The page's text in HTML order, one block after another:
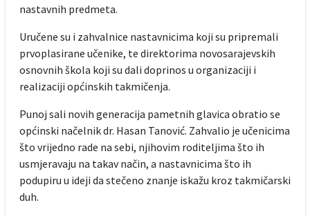
nastavnih predmeta.
Uručene su i zahvalnice nastavnicima koji su pripremali
prvoplasirane učenike, te direktorima novosarajevskih
osnovnih škola koji su dali doprinos u organizaciji i
realizaciji općinskih takmičenja.
Punoj sali novih generacija pametnih glavica obratio se
općinski načelnik dr. Hasan Tanović. Zahvalio je učenicima
što vrijedno rade na sebi, njihovim roditeljima što ih
usmjeravaju na takav način, a nastavnicima što ih
podupiru u ideji da stečeno znanje iskažu kroz takmičarski
duh.